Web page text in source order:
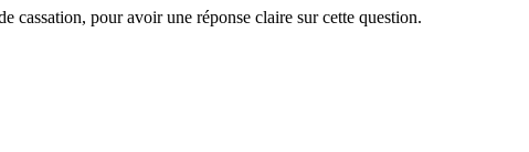
cassation, pour avoir une réponse claire sur cette question.